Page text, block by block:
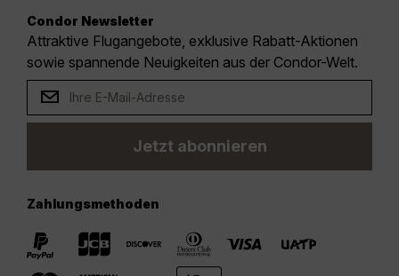
Condor Newsletter
Attraktive Flugangebote, exklusive Rabatt-Aktionen
sowie spannende Neuigkeiten aus der Condor-Welt.
Jetzt abonnieren
Zahlungsmethoden